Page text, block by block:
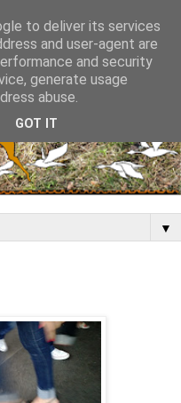
▼
to deliver its services
and user-agent are
and security
generate usage
abuse.
GOT IT